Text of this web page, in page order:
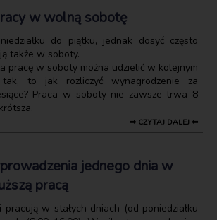
w wolną sobotę
do piątku, jednak dosyć często
także w soboty.
pracę w soboty można udzielić w kolejnym
tak, to jak rozliczyć wynagrodzenie za
Praca w soboty nie zawsze trwa 8
⇒ CZYTAJ DALEJ ⇐
jednego dnia w
pracą
pracują w stałych dniach (od poniedziałku